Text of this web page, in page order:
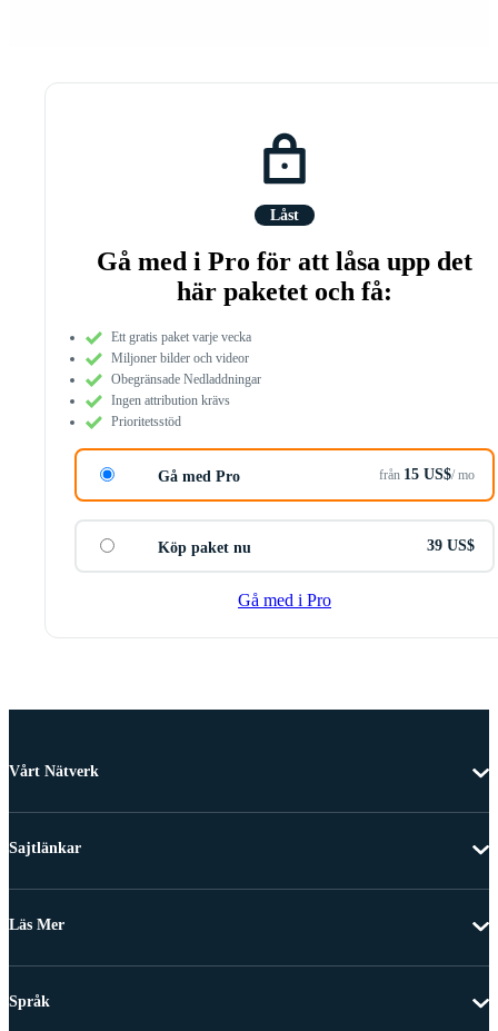
Låst
Gå med i Pro för att låsa upp det
här paketet och få:
Ett gratis paket varje vecka
Miljoner bilder och videor
Obegränsade Nedladdningar
Ingen attribution krävs
Prioritetsstöd
Gå med Pro från 15 US$/ mo
Köp paket nu 39 US$
Gå med i Pro
Vårt Nätverk
Sajtlänkar
Läs Mer
Språk